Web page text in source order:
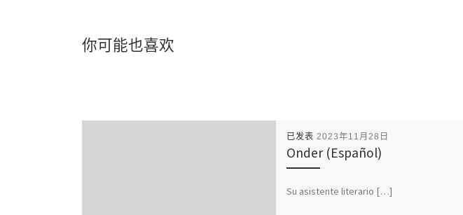
你可能也喜欢
已发表 2023年11月28日
Onder (Español)
Su asistente literario […]